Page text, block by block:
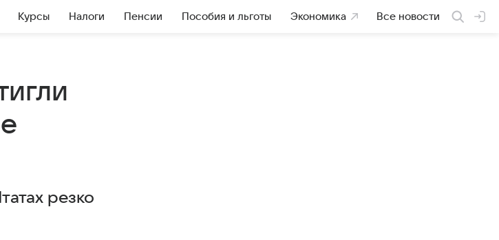
Курсы Налоги Пенсии Пособия и льготы Экономика Все новости
резко